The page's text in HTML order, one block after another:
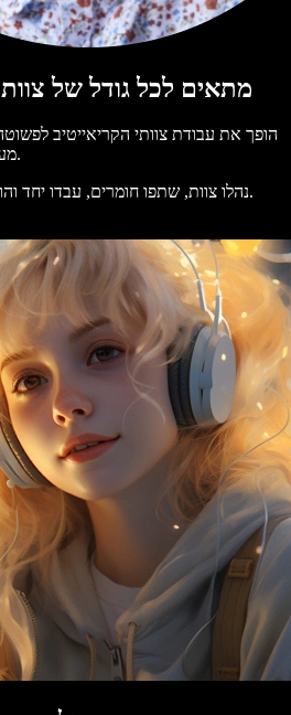
Speechify Studio מתאים לכל גודל של צוות
מעסק בודד ועד צוותים ארגוניים.
נהלו צוות, שתפו חומרים, עבדו יחד והוציאו פרויקטים מהר מאי פעם.